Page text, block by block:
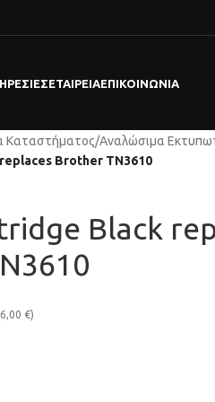
ΕΤΑΙΡΕΊΑΕΠΙΚΟΙΝΩΝΊΑ
Καταστήματος/Αναλώσιμα
Brother TN3610
Black
€)